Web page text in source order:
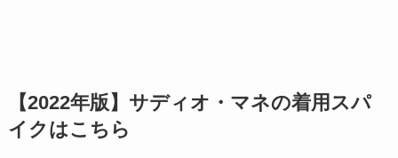
【2022年版】サディオ・マネの着用スパ
イクはこちら